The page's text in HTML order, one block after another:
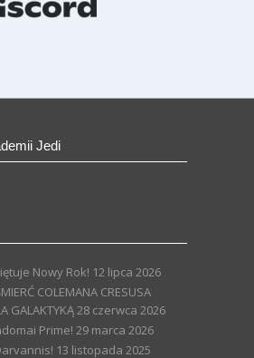
Jedi
Nowy Rok! 12 lipca 2026
COLEMANA CRESUSA
GALAKTYKĄ28 czerwca 2026
Prime! 29 marca 2026
13 listopada 2025